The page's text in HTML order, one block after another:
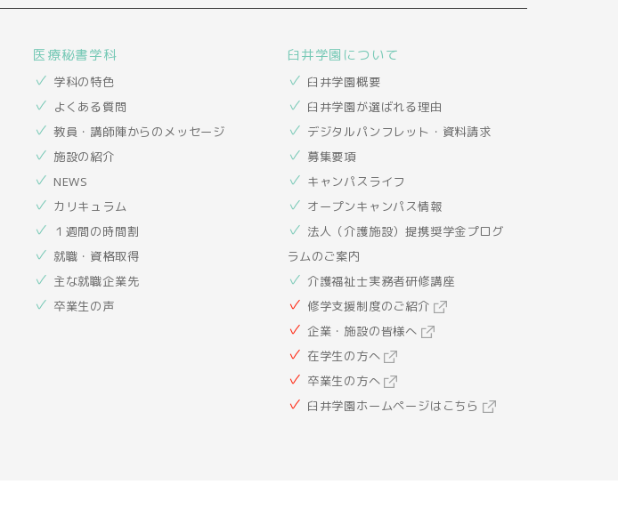
医療秘書学科
学科の特色
よくある質問
教員・講師陣からのメッセージ
施設の紹介
NEWS
カリキュラム
１週間の時間割
就職・資格取得
主な就職企業先
卒業生の声
臼井学園について
臼井学園概要
臼井学園が選ばれる理由
デジタルパンフレット・資料請求
募集要項
キャンパスライフ
オープンキャンパス情報
法人（介護施設）提携奨学金プログ
ラムのご案内
介護福祉士実務者研修講座
修学支援制度のご紹介
企業・施設の皆様へ
在学生の方へ
卒業生の方へ
臼井学園ホームページはこちら